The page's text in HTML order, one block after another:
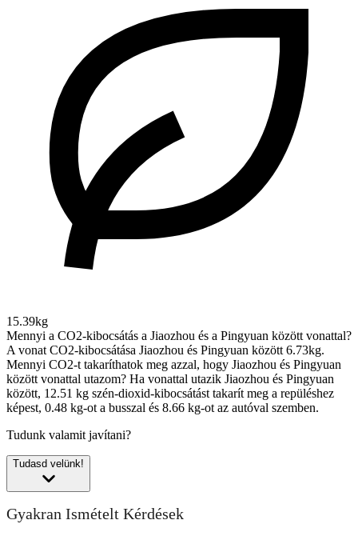
15.39kg
Mennyi a CO2-kibocsátás a Jiaozhou és a Pingyuan között vonattal?
A vonat CO2-kibocsátása Jiaozhou és Pingyuan között 6.73kg.
Mennyi CO2-t takaríthatok meg azzal, hogy Jiaozhou és Pingyuan
között vonattal utazom? Ha vonattal utazik Jiaozhou és Pingyuan
között, 12.51 kg szén-dioxid-kibocsátást takarít meg a repüléshez
képest, 0.48 kg-ot a busszal és 8.66 kg-ot az autóval szemben.
Tudunk valamit javítani?
Tudasd velünk!
Gyakran Ismételt Kérdések